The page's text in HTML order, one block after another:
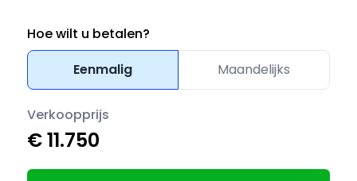
Hoe wilt u betalen?
Eenmalig
Maandelijks
Verkoopprijs
€ 11.750